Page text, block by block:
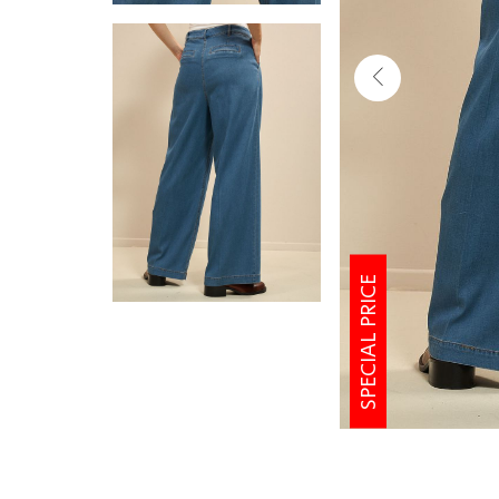
SPECIAL PRICE